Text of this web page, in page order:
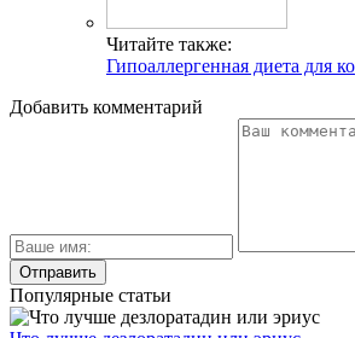
Читайте также:
Гипоаллергенная диета для
Добавить комментарий
Популярные статьи